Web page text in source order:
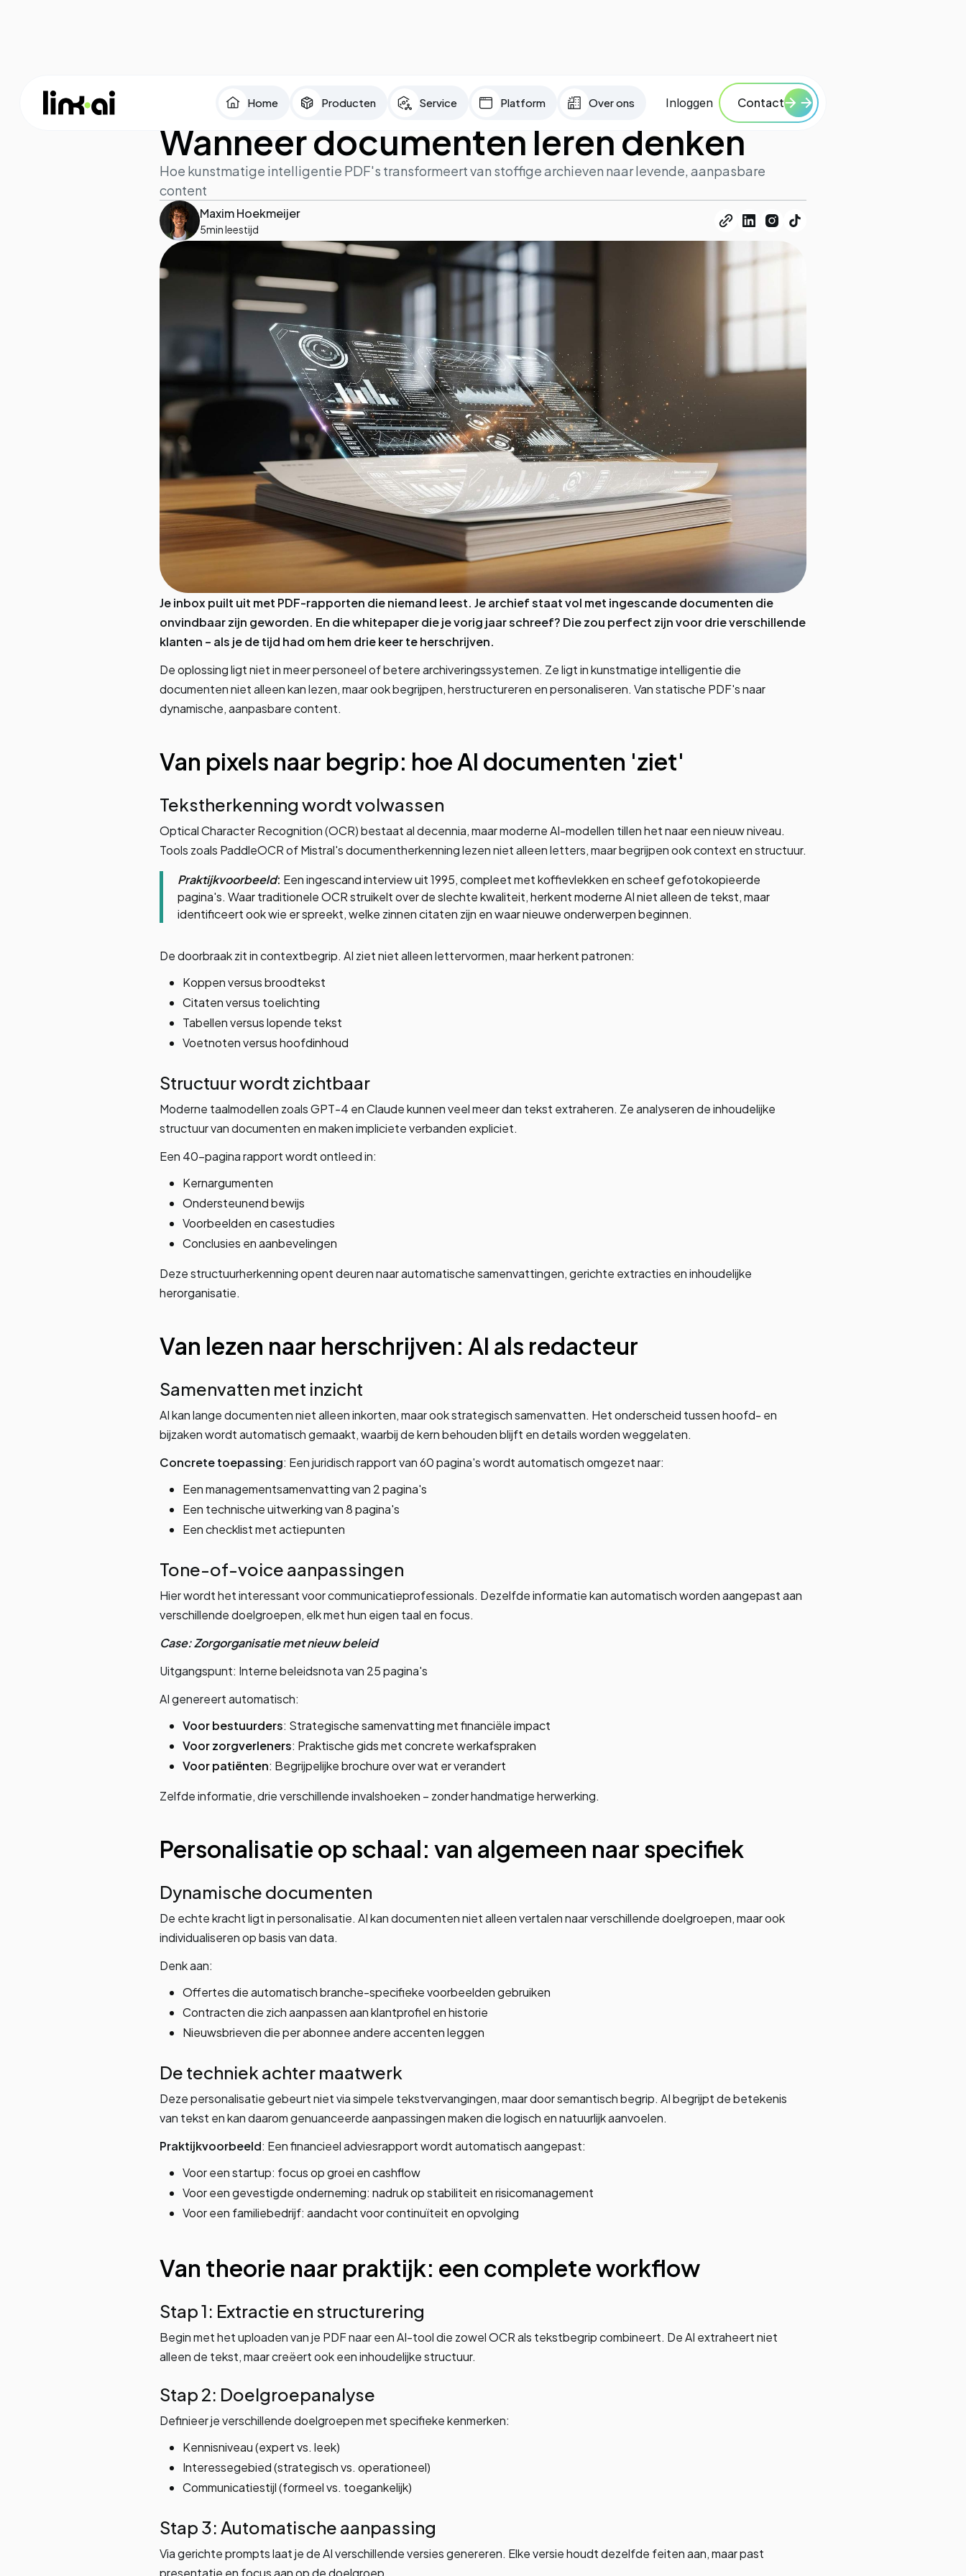
Home Producten Service Platform Over ons Inloggen Contact
August 15, 2025
Wanneer documenten leren denken
Hoe kunstmatige intelligentie PDF's transformeert van stoffige archieven naar levende, aanpasbare
content
Maxim Hoekmeijer
5min leestijd
Je inbox puilt uit met PDF-rapporten die niemand leest. Je archief staat vol met ingescande documenten die
onvindbaar zijn geworden. En die whitepaper die je vorig jaar schreef? Die zou perfect zijn voor drie verschillende
klanten – als je de tijd had om hem drie keer te herschrijven.
De oplossing ligt niet in meer personeel of betere archiveringssystemen. Ze ligt in kunstmatige intelligentie die
documenten niet alleen kan lezen, maar ook begrijpen, herstructureren en personaliseren. Van statische PDF's naar
dynamische, aanpasbare content.
Van pixels naar begrip: hoe AI documenten 'ziet'
Tekstherkenning wordt volwassen
Optical Character Recognition (OCR) bestaat al decennia, maar moderne AI-modellen tillen het naar een nieuw niveau.
Tools zoals PaddleOCR of Mistral's documentherkenning lezen niet alleen letters, maar begrijpen ook context en structuur.
Praktijkvoorbeeld: Een ingescand interview uit 1995, compleet met koffievlekken en scheef gefotokopieerde
pagina's. Waar traditionele OCR struikelt over de slechte kwaliteit, herkent moderne AI niet alleen de tekst, maar
identificeert ook wie er spreekt, welke zinnen citaten zijn en waar nieuwe onderwerpen beginnen.
De doorbraak zit in contextbegrip. AI ziet niet alleen lettervormen, maar herkent patronen:
Koppen versus broodtekst
Citaten versus toelichting
Tabellen versus lopende tekst
Voetnoten versus hoofdinhoud
Structuur wordt zichtbaar
Moderne taalmodellen zoals GPT-4 en Claude kunnen veel meer dan tekst extraheren. Ze analyseren de inhoudelijke
structuur van documenten en maken impliciete verbanden expliciet.
Een 40-pagina rapport wordt ontleed in:
Kernargumenten
Ondersteunend bewijs
Voorbeelden en casestudies
Conclusies en aanbevelingen
Deze structuurherkenning opent deuren naar automatische samenvattingen, gerichte extracties en inhoudelijke
herorganisatie.
Van lezen naar herschrijven: AI als redacteur
Samenvatten met inzicht
AI kan lange documenten niet alleen inkorten, maar ook strategisch samenvatten. Het onderscheid tussen hoofd- en
bijzaken wordt automatisch gemaakt, waarbij de kern behouden blijft en details worden weggelaten.
Concrete toepassing: Een juridisch rapport van 60 pagina's wordt automatisch omgezet naar:
Een managementsamenvatting van 2 pagina's
Een technische uitwerking van 8 pagina's
Een checklist met actiepunten
Tone-of-voice aanpassingen
Hier wordt het interessant voor communicatieprofessionals. Dezelfde informatie kan automatisch worden aangepast aan
verschillende doelgroepen, elk met hun eigen taal en focus.
Case: Zorgorganisatie met nieuw beleid
Uitgangspunt: Interne beleidsnota van 25 pagina's
AI genereert automatisch:
Voor bestuurders: Strategische samenvatting met financiële impact
Voor zorgverleners: Praktische gids met concrete werkafspraken
Voor patiënten: Begrijpelijke brochure over wat er verandert
Zelfde informatie, drie verschillende invalshoeken – zonder handmatige herwerking.
Personalisatie op schaal: van algemeen naar specifiek
Dynamische documenten
De echte kracht ligt in personalisatie. AI kan documenten niet alleen vertalen naar verschillende doelgroepen, maar ook
individualiseren op basis van data.
Denk aan:
Offertes die automatisch branche-specifieke voorbeelden gebruiken
Contracten die zich aanpassen aan klantprofiel en historie
Nieuwsbrieven die per abonnee andere accenten leggen
De techniek achter maatwerk
Deze personalisatie gebeurt niet via simpele tekstvervangingen, maar door semantisch begrip. AI begrijpt de betekenis
van tekst en kan daarom genuanceerde aanpassingen maken die logisch en natuurlijk aanvoelen.
Praktijkvoorbeeld: Een financieel adviesrapport wordt automatisch aangepast:
Voor een startup: focus op groei en cashflow
Voor een gevestigde onderneming: nadruk op stabiliteit en risicomanagement
Voor een familiebedrijf: aandacht voor continuïteit en opvolging
Van theorie naar praktijk: een complete workflow
Stap 1: Extractie en structurering
Begin met het uploaden van je PDF naar een AI-tool die zowel OCR als tekstbegrip combineert. De AI extraheert niet
alleen de tekst, maar creëert ook een inhoudelijke structuur.
Stap 2: Doelgroepanalyse
Definieer je verschillende doelgroepen met specifieke kenmerken:
Kennisniveau (expert vs. leek)
Interessegebied (strategisch vs. operationeel)
Communicatiestijl (formeel vs. toegankelijk)
Stap 3: Automatische aanpassing
Via gerichte prompts laat je de AI verschillende versies genereren. Elke versie houdt dezelfde feiten aan, maar past